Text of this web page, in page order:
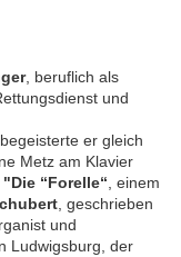
, beruflich als
und
er gleich
Metz am Klavier
"Die “Forelle“ , einem
, geschrieben
und
Ludwigsburg, der